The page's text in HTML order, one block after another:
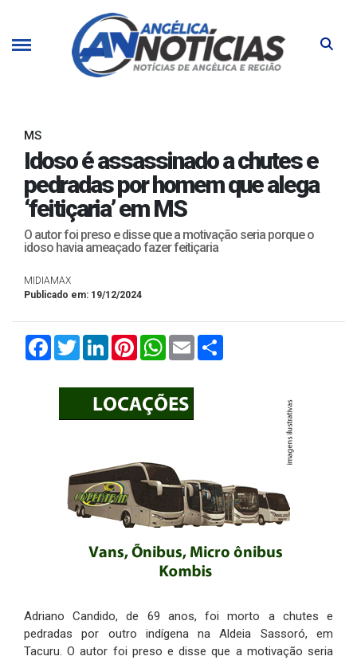
MS
Idoso é assassinado a chutes e
pedradas por homem que alega
‘feitiçaria’ em MS
O autor foi preso e disse que a motivação seria porque o
idoso havia ameaçado fazer feitiçaria
MIDIAMAX
Publicado em: 19/12/2024
FacebookTwitterLinkedInPinterestWhatsApp
Email
Adriano Candido, de 69 anos, foi morto a chutes e
pedradas por outro indígena na Aldeia Sassoró, em
Tacuru. O autor foi preso e disse que a motivação seria